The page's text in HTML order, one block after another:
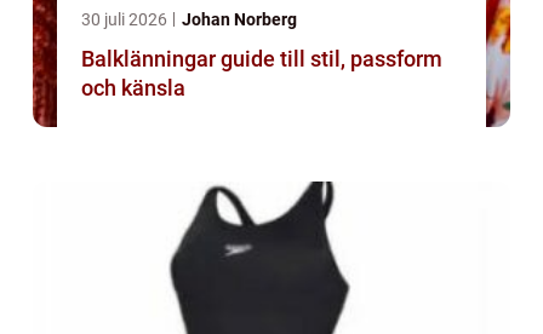
30 juli 2026 Johan Norberg
Balklänningar guide till stil, passform
och känsla